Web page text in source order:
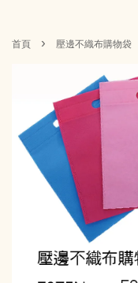
首頁 › 壓邊不織布購物袋